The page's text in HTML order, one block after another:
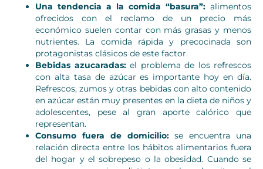
Una tendencia a la comida “basura”: alimentos
ofrecidos con el reclamo de un precio más
económico suelen contar con más grasas y menos
nutrientes. La comida rápida y precocinada son
protagonistas clásicos de este factor.
Bebidas azucaradas:el problema de los refrescos
con alta tasa de azúcar es importante hoy en día.
Refrescos, zumos y otras bebidas con alto contenido
en azúcar están muy presentes en la dieta de niños y
adolescentes, pese al gran aporte calórico que
representan.
Consumo fuera de domicilio:se encuentra una
relación directa entre los hábitos alimentarios fuera
del hogar y el sobrepeso o la obesidad. Cuando se